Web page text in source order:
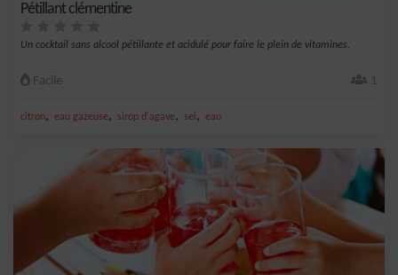
Pétillant clémentine
Un cocktail sans alcool pétillante et acidulé pour faire le plein de vitamines.
Facile 1
citron, eau gazeuse, sirop d'agave, sel , eau